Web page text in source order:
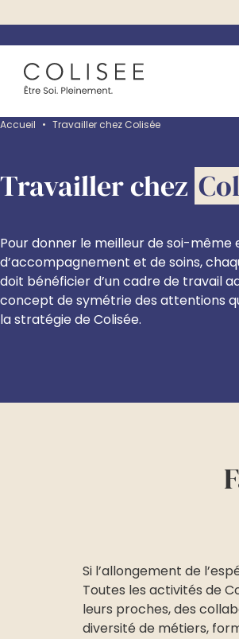
Accueil • Travailler chez Colisée
Travailler chez
Pour donner le meilleur de soi-
d’accompagnement et de soins,
doit bénéficier d’un cadre de travail
concept de symétrie des attentions
la stratégie de Colisée.
Si l’allongement de
Toutes les activités de
leurs proches, des
diversité de métiers,